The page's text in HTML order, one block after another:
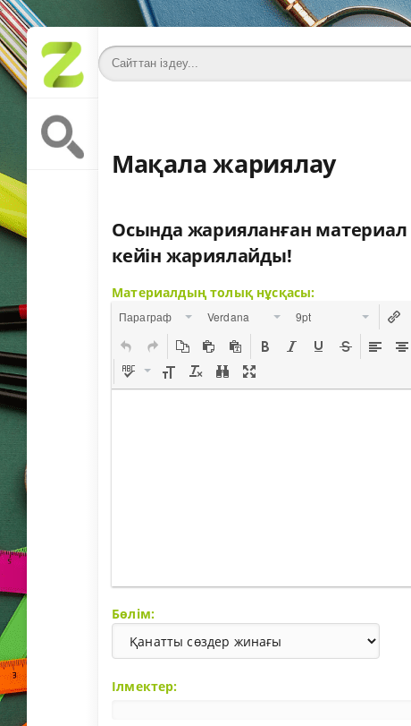
Мақала жариялау
Осында жарияланған материал
кейін жариялайды!
Материалдың толық нұсқасы:
Параграф Verdana 9pt
Бөлім:
Ілмектер: